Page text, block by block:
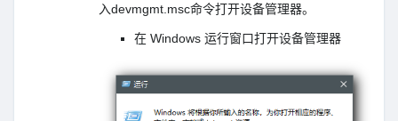
入devmgmt.msc命令打开设备管理器。
在 Windows 运行窗口打开设备管理器